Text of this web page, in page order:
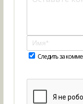
Следить за